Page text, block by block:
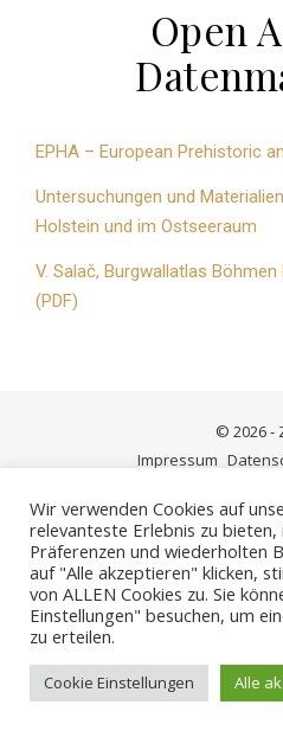
Open
EPHA – European Prehistoric
Untersuchungen und
Holstein und im Ostseeraum
V. Salač, Burgwallatlas
(PDF)
© 2026 -
Impressum
Wir verwenden Cookies auf
relevanteste Erlebnis zu
Präferenzen und wiederholten
auf "Alle akzeptieren" klicken,
von ALLEN Cookies zu. Sie
Einstellungen" besuchen, um
zu erteilen.
Cookie Einstellungen Alle